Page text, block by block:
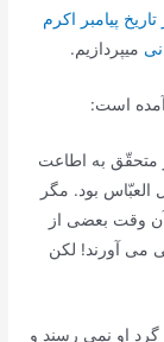
پیامبر اکرم
میپردازیم.
آمده است:
متحقّق به اطاعت
العبّاس بود. مگر
وقت بعضی از
می آورند! لکن
او نمی رسند و